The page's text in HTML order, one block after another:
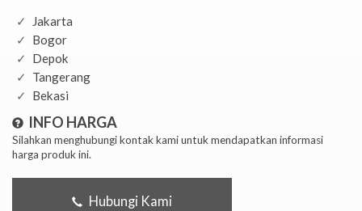
Jakarta
Bogor
Depok
Tangerang
Bekasi
INFO HARGA
Silahkan menghubungi kontak kami untuk mendapatkan informasi
harga produk ini.
Hubungi Kami